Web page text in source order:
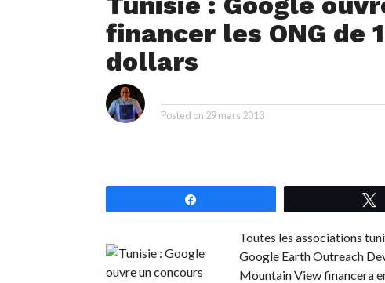
financer les ONG de
dollars
Posted on 29 mars 2013
Toutes les associations
Google Earth Outreach
Mountain View financera